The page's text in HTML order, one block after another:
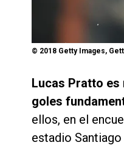
© 2018 Getty Images,
Lucas Pratto
goles
ellos, en el
estadio